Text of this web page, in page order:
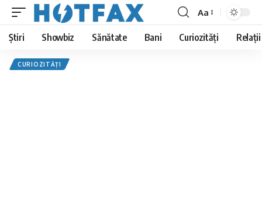
Font
Resizer
Aa
Știri Showbiz Sănătate Bani Curiozități Relații
CURIOZITĂȚI